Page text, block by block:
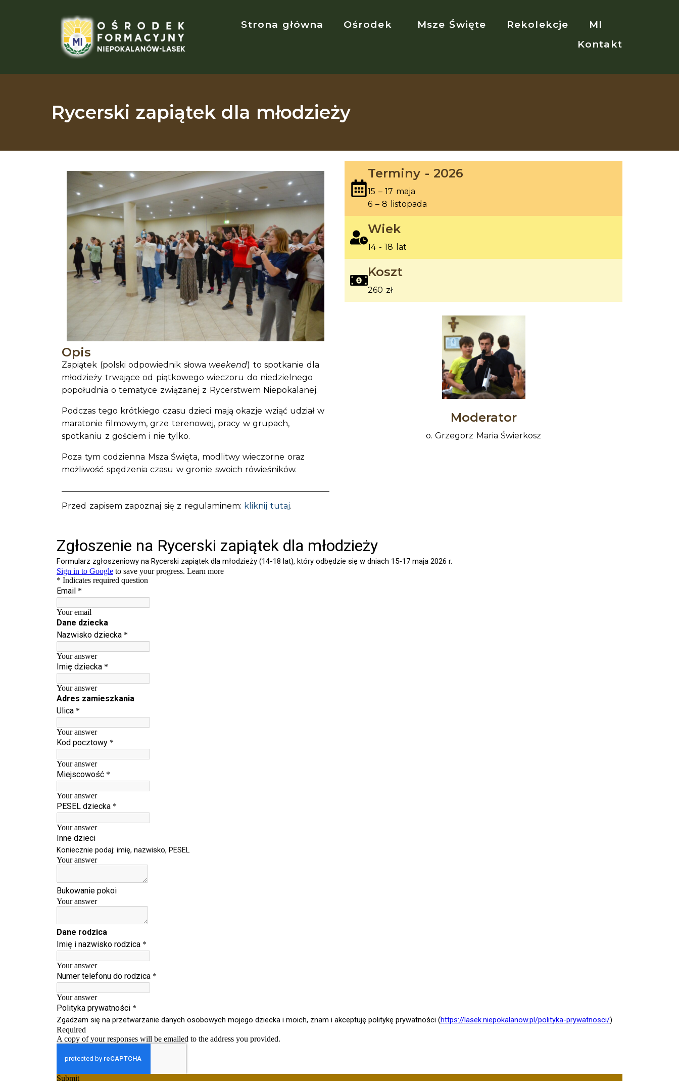
Strona główna Ośrodek Msze Święte Rekolekcje
MI
Kontakt
Rycerski zapiątek dla młodzieży
Opis
Zapiątek (polski odpowiednik słowa weekend) to spotkanie dla
młodzieży trwające od piątkowego wieczoru do niedzielnego
popołudnia o tematyce związanej z Rycerstwem Niepokalanej.
Podczas tego krótkiego czasu dzieci mają okazje wziąć udział w
maratonie filmowym, grze terenowej, pracy w grupach,
spotkaniu z gościem i nie tylko.
Poza tym codzienna Msza Święta, modlitwy wieczorne oraz
możliwość spędzenia czasu w gronie swoich rówieśników.
Przed zapisem zapoznaj się z regulaminem: kliknij tutaj.
Terminy - 2026
15 – 17 maja
6 – 8 listopada
Wiek
14 - 18 lat
Koszt
260 zł
Moderator
o. Grzegorz Maria Świerkosz